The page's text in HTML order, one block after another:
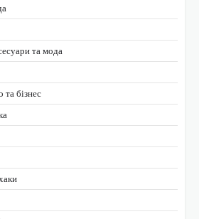
та мода
бізнес